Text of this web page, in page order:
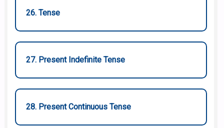
26. Tense
27. Present Indefinite Tense
28. Present Continuous Tense